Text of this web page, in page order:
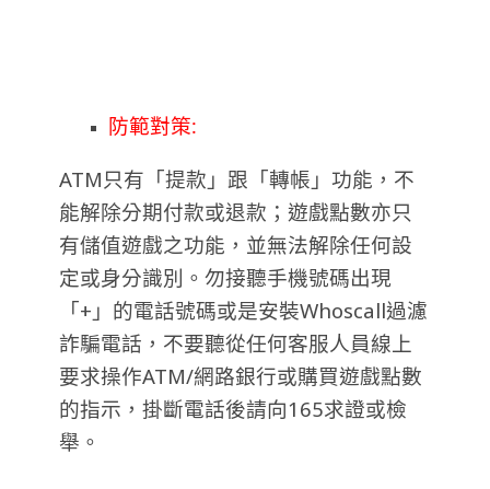
防範對策:
ATM只有「提款」跟「轉帳」功能，不
能解除分期付款或退款；遊戲點數亦只
有儲值遊戲之功能，並無法解除任何設
定或身分識別。勿接聽手機號碼出現
「+」的電話號碼或是安裝Whoscall過濾
詐騙電話，不要聽從任何客服人員線上
要求操作ATM/網路銀行或購買遊戲點數
的指示，掛斷電話後請向165求證或檢
舉。